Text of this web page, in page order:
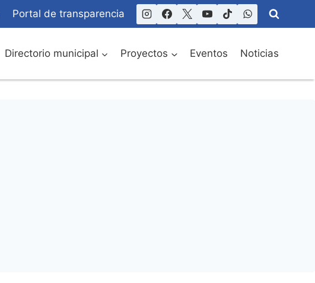
Portal de transparencia
Directorio municipal Proyectos Eventos Noticias